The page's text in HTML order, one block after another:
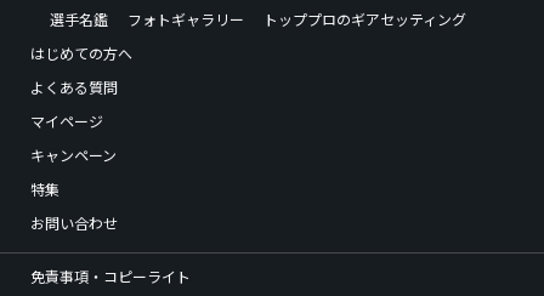
選手名鑑
フォトギャラリー
トッププロのギアセッティング
はじめての方へ
よくある質問
マイページ
キャンペーン
特集
お問い合わせ
免責事項・コピーライト